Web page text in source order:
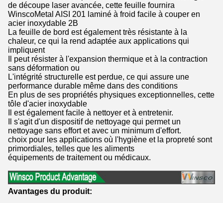
de découpe laser avancée, cette feuille fournira
WinscoMetal AISI 201 laminé à froid facile à couper en
acier inoxydable 2B
La feuille de bord est également très résistante à la
chaleur, ce qui la rend adaptée aux applications qui
impliquent
Il peut résister à l'expansion thermique et à la contraction
sans déformation ou
L'intégrité structurelle est perdue, ce qui assure une
performance durable même dans des conditions
En plus de ses propriétés physiques exceptionnelles, cette
tôle d'acier inoxydable
Il est également facile à nettoyer et à entretenir.
Il s'agit d'un dispositif de nettoyage qui permet un
nettoyage sans effort et avec un minimum d'effort.
choix pour les applications où l'hygiène et la propreté sont
primordiales, telles que les aliments
équipements de traitement ou médicaux.
Avantages du produit: